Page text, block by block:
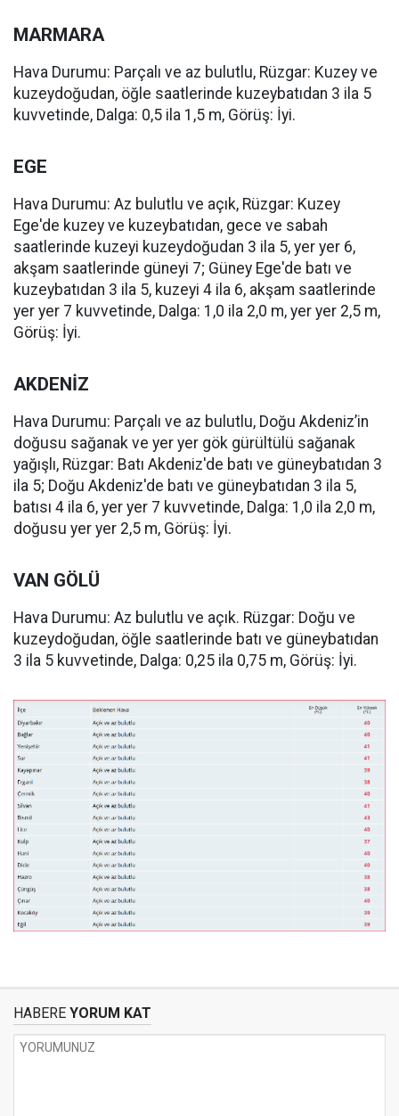
MARMARA
Hava Durumu: Parçalı ve az bulutlu, Rüzgar: Kuzey ve
kuzeydoğudan, öğle saatlerinde kuzeybatıdan 3 ila 5
kuvvetinde, Dalga: 0,5 ila 1,5 m, Görüş: İyi.
EGE
Hava Durumu: Az bulutlu ve açık, Rüzgar: Kuzey
Ege'de kuzey ve kuzeybatıdan, gece ve sabah
saatlerinde kuzeyi kuzeydoğudan 3 ila 5, yer yer 6,
akşam saatlerinde güneyi 7; Güney Ege'de batı ve
kuzeybatıdan 3 ila 5, kuzeyi 4 ila 6, akşam saatlerinde
yer yer 7 kuvvetinde, Dalga: 1,0 ila 2,0 m, yer yer 2,5 m,
Görüş: İyi.
AKDENİZ
Hava Durumu: Parçalı ve az bulutlu, Doğu Akdeniz’in
doğusu sağanak ve yer yer gök gürültülü sağanak
yağışlı, Rüzgar: Batı Akdeniz'de batı ve güneybatıdan 3
ila 5; Doğu Akdeniz'de batı ve güneybatıdan 3 ila 5,
batısı 4 ila 6, yer yer 7 kuvvetinde, Dalga: 1,0 ila 2,0 m,
doğusu yer yer 2,5 m, Görüş: İyi.
VAN GÖLÜ
Hava Durumu: Az bulutlu ve açık. Rüzgar: Doğu ve
kuzeydoğudan, öğle saatlerinde batı ve güneybatıdan
3 ila 5 kuvvetinde, Dalga: 0,25 ila 0,75 m, Görüş: İyi.
HABERE YORUM KAT